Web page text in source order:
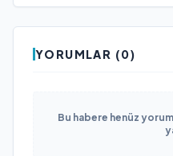
YORUMLAR (0)
Bu habere henüz